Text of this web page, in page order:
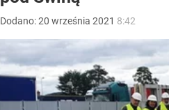
Dodano:20 września 2021 8:42